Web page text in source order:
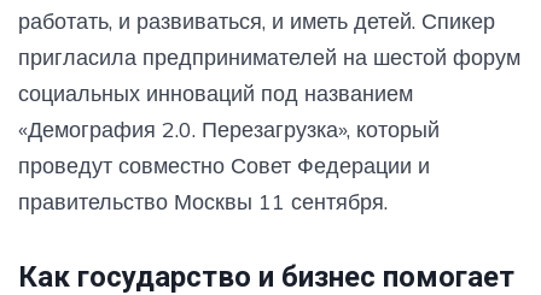
работать, и развиваться, и иметь детей. Спикер
пригласила предпринимателей на шестой форум
социальных инноваций под названием
«Демография 2.0. Перезагрузка», который
проведут совместно Совет Федерации и
правительство Москвы 11 сентября.
Как государство и бизнес помогает